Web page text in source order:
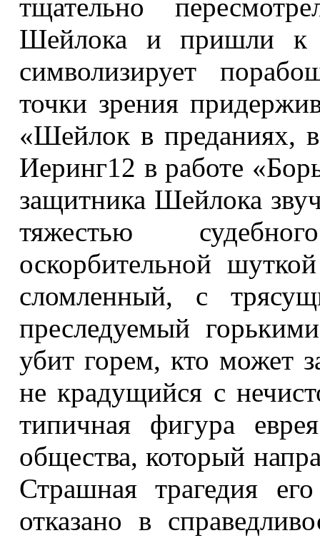
тщательно
Шейлока и пришли к
символизирует
точки зрения
«Шейлок в преданиях,
Иеринг12 в работе
защитника Шейлока
тяжестью
оскорбительной
сломленный, с
преследуемый
убит горем, кто может
не крадущийся с
типичная фигура
общества, который
Страшная трагедия
отказано в